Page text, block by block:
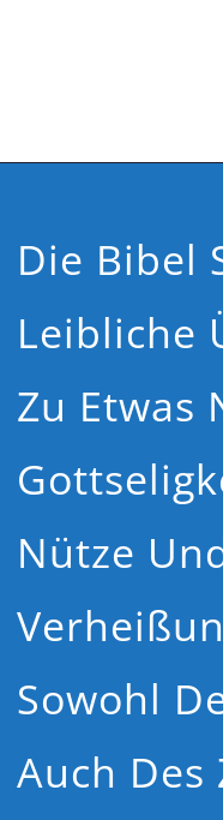
Die Bibel
Leibliche
Zu Etwas
Nütze
Sowohl
Auch Des